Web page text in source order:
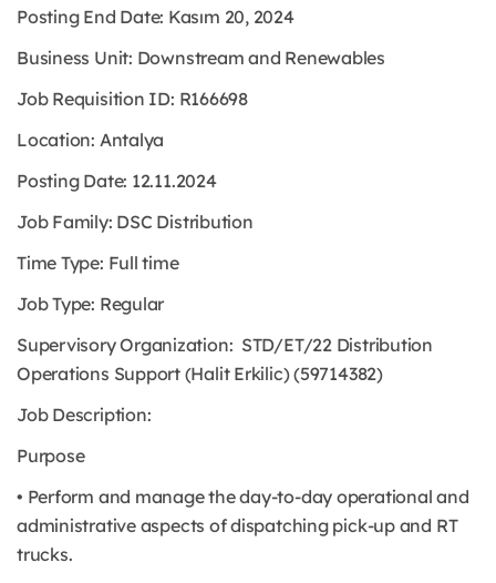
Posting End Date: Kasım 20, 2024
Business Unit: Downstream and Renewables
Job Requisition ID: R166698
Location: Antalya
Posting Date: 12.11.2024
Job Family: DSC Distribution
Time Type: Full time
Job Type: Regular
Supervisory Organization: STD/ET/22 Distribution
Operations Support (Halit Erkilic) (59714382)
Job Description:
Purpose
• Perform and manage the day-to-day operational and
administrative aspects of dispatching pick-up and RT
trucks.